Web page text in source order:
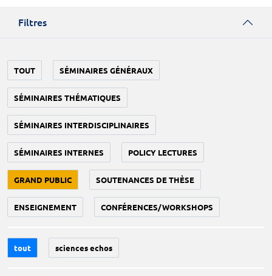
Filtres
TOUT SÉMINAIRES GÉNÉRAUX
SÉMINAIRES THÉMATIQUES
SÉMINAIRES INTERDISCIPLINAIRES
SÉMINAIRES INTERNES POLICY LECTURES
GRAND PUBLIC SOUTENANCES DE THÈSE
ENSEIGNEMENT CONFÉRENCES/WORKSHOPS
tout sciences echos